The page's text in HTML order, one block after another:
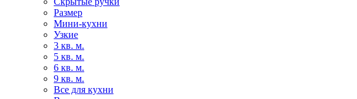
Размер
Мини-кухни
Узкие
3 кв. м.
5 кв. м.
6 кв. м.
9 кв. м.
Все для кухни